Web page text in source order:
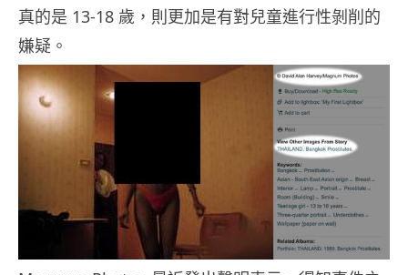
真的是 13-18 歲，則更加是有對兒童進行性剝削的
嫌疑。